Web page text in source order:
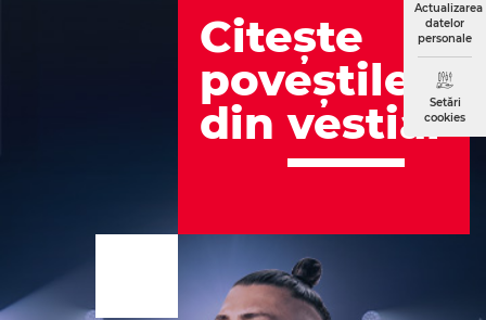
Actualizarea
datelor
personale
Setări
cookies
Citește
poveștile
dinvestiar